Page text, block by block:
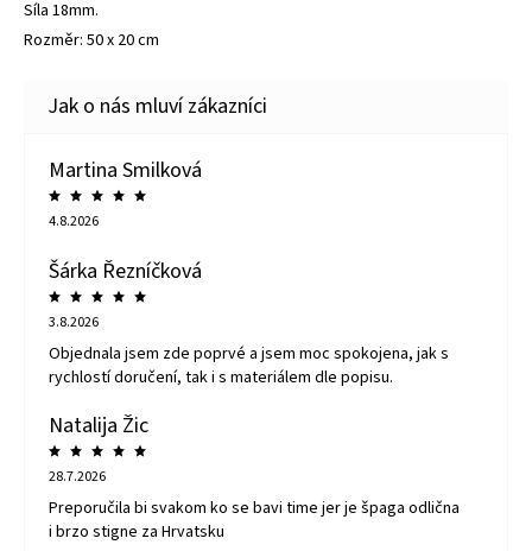
Síla 18mm.
Rozměr: 50 x 20 cm
Martina Smilková
4.8.2026
Šárka Řezníčková
3.8.2026
Objednala jsem zde poprvé a jsem moc spokojena, jak s
rychlostí doručení, tak i s materiálem dle popisu.
Natalija Žic
28.7.2026
Preporučila bi svakom ko se bavi time jer je špaga odlična
i brzo stigne za Hrvatsku